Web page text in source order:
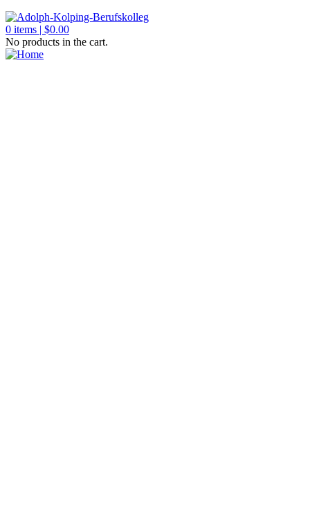
0 items | $0.00
No products in the cart.